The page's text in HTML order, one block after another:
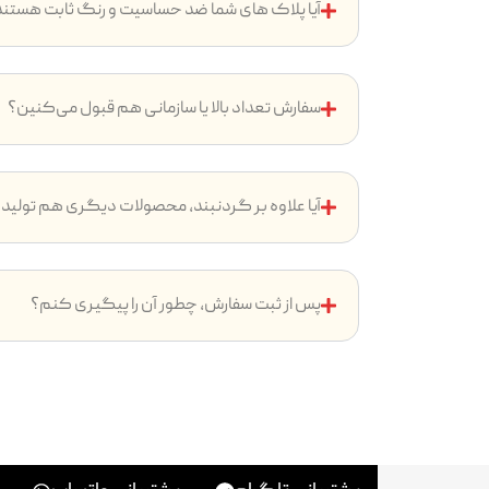
آیا پلاک های شما ضد حساسیت و رنگ ثابت
سفارش تعداد بالا یا سازمانی هم قبول می‌کنین؟
آیا علاوه بر گردنبند، محصولات دیگری هم
پس از ثبت سفارش، چطور آن را پیگیری کنم؟